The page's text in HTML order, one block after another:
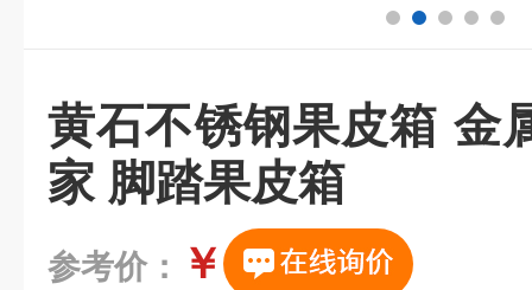
黄石不锈钢果皮箱 金
家 脚踏果皮箱
参考价： ￥